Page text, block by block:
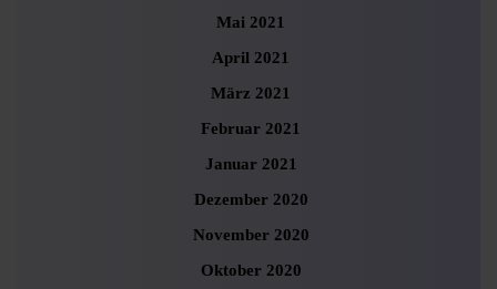
Mai 2021
April 2021
März 2021
Februar 2021
Januar 2021
Dezember 2020
November 2020
Oktober 2020